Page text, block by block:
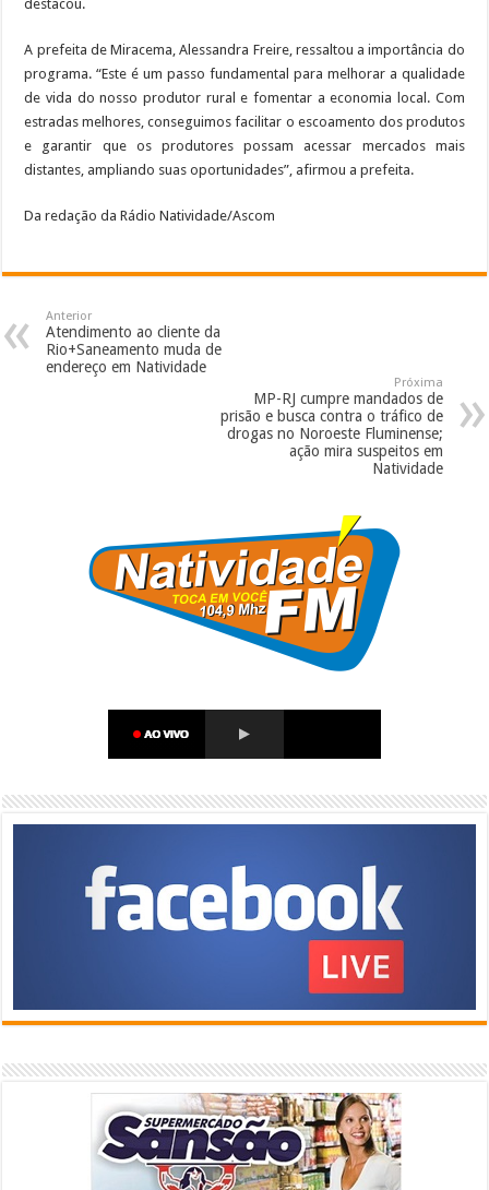
destacou.
A prefeita de Miracema, Alessandra Freire, ressaltou a importância do
programa. “Este é um passo fundamental para melhorar a qualidade
de vida do nosso produtor rural e fomentar a economia local. Com
estradas melhores, conseguimos facilitar o escoamento dos produtos
e garantir que os produtores possam acessar mercados mais
distantes, ampliando suas oportunidades”, afirmou a prefeita.
Da redação da Rádio Natividade/Ascom
Anterior
Atendimento ao cliente da
Rio+Saneamento muda de
endereço em Natividade
Próxima
MP-RJ cumpre mandados de
prisão e busca contra o tráfico de
drogas no Noroeste Fluminense;
ação mira suspeitos em
Natividade